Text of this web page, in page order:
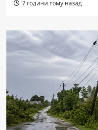
7 години тому назад